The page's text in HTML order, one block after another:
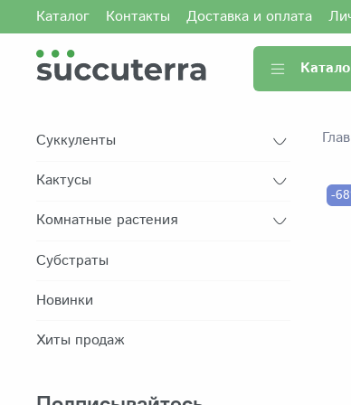
Каталог Контакты Доставка и оплата
-
Суккуленты
Кактусы
Комнатные растения
Субстраты
Новинки
Хиты продаж